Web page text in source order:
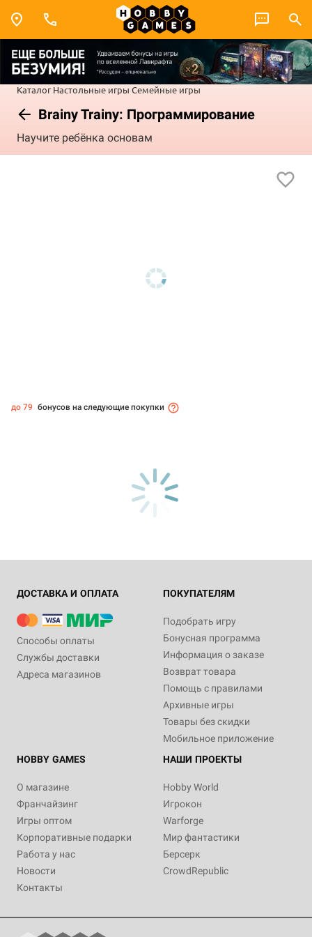
Каталог Настольные игры Семейные игры
Brainy Trainy: Программирование
Научите ребёнка основам
до 79 бонусов на следующие покупки
ДОСТАВКА И ОПЛАТА
Способы оплаты
Службы доставки
Адреса магазинов
ПОКУПАТЕЛЯМ
Подобрать игру
Бонусная программа
Информация о заказе
Возврат товара
Помощь с правилами
Архивные игры
Товары без скидки
Мобильное приложение
HOBBY GAMES
О магазине
Франчайзинг
Игры оптом
Корпоративные подарки
Работа у нас
Новости
Контакты
НАШИ ПРОЕКТЫ
Hobby World
Игрокон
Warforge
Мир фантастики
Берсерк
CrowdRepublic